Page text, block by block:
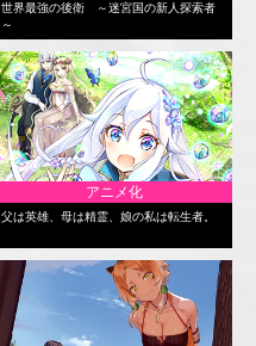
世界最強の後衛 ～迷宮国の新人探索者
～
アニメ化
父は英雄、母は精霊、娘の私は転生者。